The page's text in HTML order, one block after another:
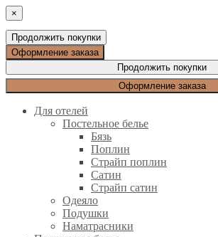
×
Продолжить покупки
Оформление заказа
Продолжить покупки
Оформление заказа
Для отелей
Постельное белье
Бязь
Поплин
Страйп поплин
Сатин
Страйп сатин
Одеяло
Подушки
Наматрасники